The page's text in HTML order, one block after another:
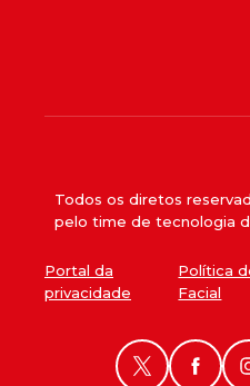
Todos os diretos
pelo time de tecnologia
Portal da
privacidade
Política
Facial